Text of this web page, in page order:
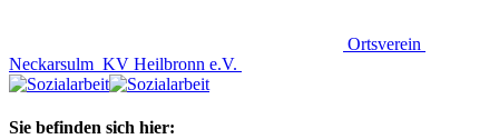
Ortsverein
Neckarsulm KV Heilbronn e.V.
Sie befinden sich hier: